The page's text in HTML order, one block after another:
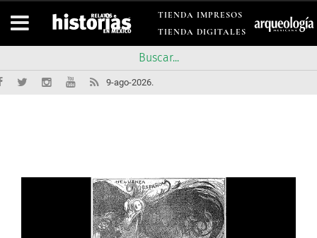
TIENDA IMPRESOS
TIENDA DIGITALES
9-ago-2026.